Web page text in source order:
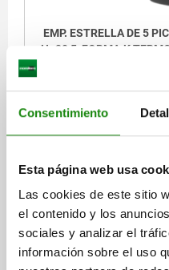
Consentimiento
Esta página web usa
Las cookies de este sitio
el contenido y los
sociales y analizar el
información sobre el uso
EMP. ESTRELLA DE 5
H=20,5, FORMA:K
$46.70
más IVA.
06853 IG